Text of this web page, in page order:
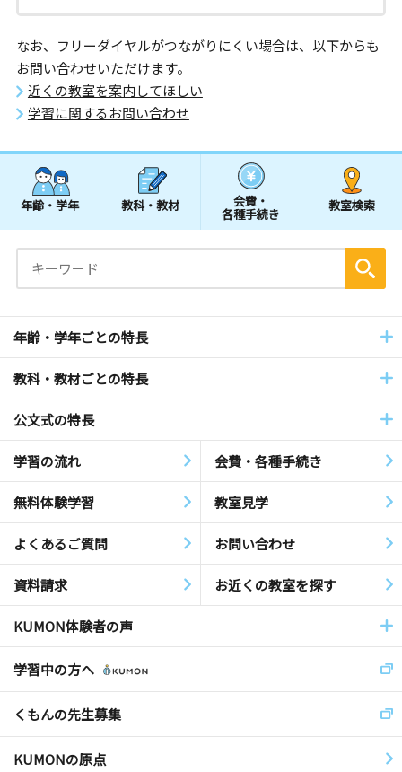
なお、フリーダイヤルがつながりにくい場合は、以下からも
お問い合わせいただけます。
近くの教室を案内してほしい
学習に関するお問い合わせ
年齢・学年 教科・教材 会費・
各種手続き
教室検索
年齢・学年ごとの特長
教科・教材ごとの特長
公文式の特長
学習の流れ 会費・各種手続き
無料体験学習 教室見学
よくあるご質問 お問い合わせ
資料請求 お近くの教室を探す
KUMON体験者の声
学習中の方へ
くもんの先生募集
KUMONの原点